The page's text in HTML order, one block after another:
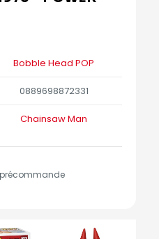
Bobble Head POP
0889698872331
Chainsaw Man